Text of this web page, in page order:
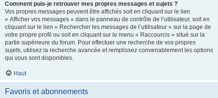
Comment puis-je retrouver mes propres messages et sujets ?
Vos propres messages peuvent être affichés soit en cliquant sur le lien
« Afficher vos messages » dans le panneau de contrôle de l’utilisateur, soit en
cliquant sur le lien « Rechercher les messages de l’utilisateur » sur la page de
votre propre profil ou soit en cliquant sur le menu « Raccourcis » situé sur la
partie supérieure du forum. Pour effectuer une recherche de vos propres
sujets, utilisez la recherche avancée et remplissez convenablement les options
qui vous sont disponibles.
Haut
Favoris et abonnements